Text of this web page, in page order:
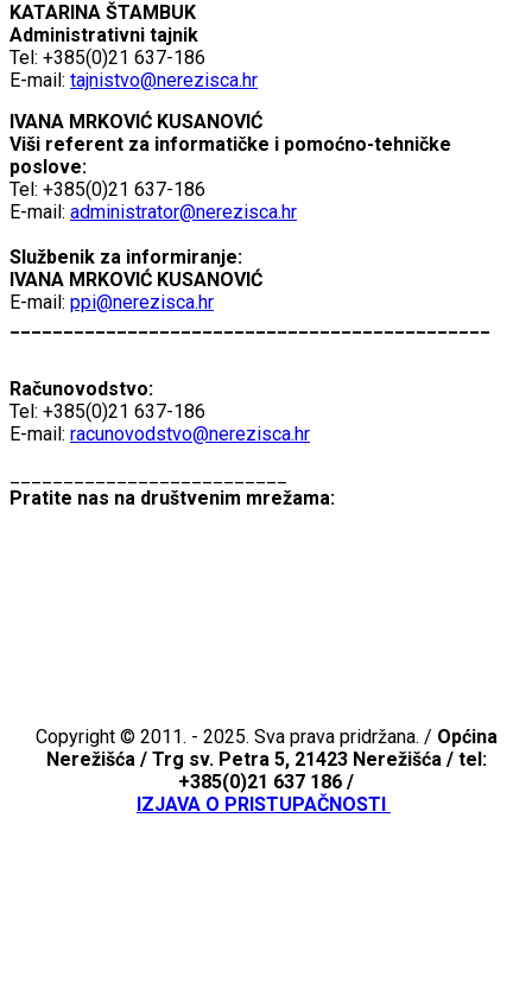
KATARINA ŠTAMBUK
Administrativni tajnik
Tel: +385(0)21 637-186
E-mail: tajnistvo@nerezisca.hr
IVANA MRKOVIĆ KUSANOVIĆ
Viši referent za informatičke i pomoćno-tehničke
poslove:
Tel: +385(0)21 637-186
E-mail: administrator@nerezisca.hr
Službenik za informiranje:
IVANA MRKOVIĆ KUSANOVIĆ
E-mail: ppi@nerezisca.hr
Računovodstvo:
Tel: +385(0)21 637-186
E-mail: racunovodstvo@nerezisca.hr
Pratite nas na društvenim mrežama:
Copyright © 2011. - 2025. Sva prava pridržana. / Općina
Nerežišća /Trg sv. Petra 5, 21423 Nerežišća / tel:
+385(0)21 637 186 /
IZJAVA O PRISTUPAČNOSTI